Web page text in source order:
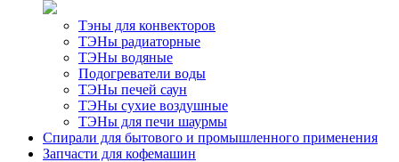
Тэны для конвекторов
ТЭНы радиаторные
ТЭНы водяные
Подогреватели воды
ТЭНы печей саун
ТЭНы сухие воздушные
ТЭНы для печи шаурмы
Спирали для бытового и промышленного применения
Запчасти для кофемашин